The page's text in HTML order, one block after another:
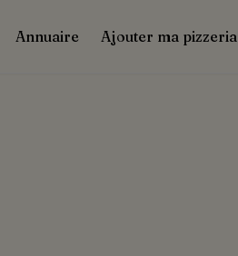
Annuaire Ajouter ma pizzeria